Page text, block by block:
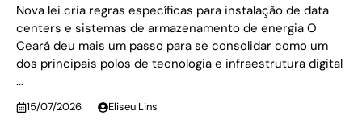
Nova lei cria regras específicas para instalação de data
centers e sistemas de armazenamento de energia O
Ceará deu mais um passo para se consolidar como um
dos principais polos de tecnologia e infraestrutura digital
...
15/07/2026 Eliseu Lins